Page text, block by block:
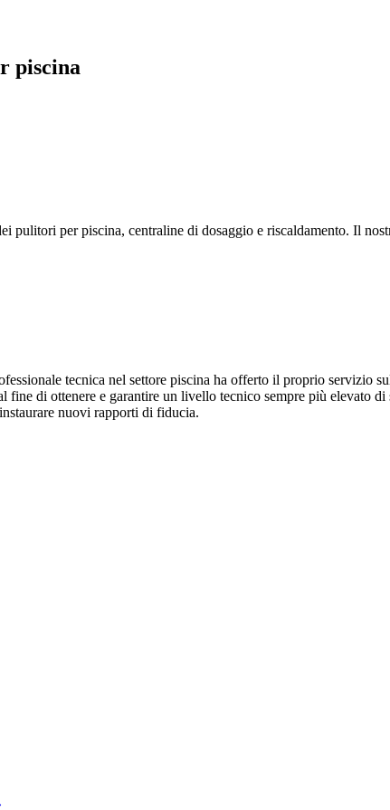
piscina
pulitori per piscina, centraline di dosaggio e riscaldamento. Il
tecnica nel settore piscina ha offerto il proprio servizio
di ottenere e garantire un livello tecnico sempre più elevato
nuovi rapporti di fiducia.